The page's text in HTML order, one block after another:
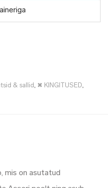
& sallid, ✖ KINGITUSED,
mis on asutatud